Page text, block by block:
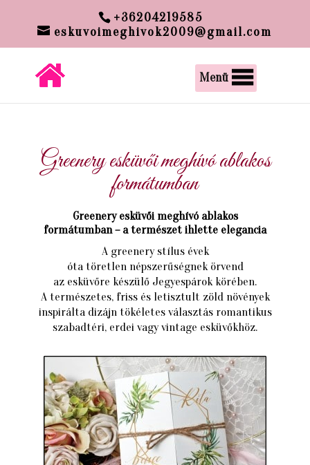
google-site-verification:
google00c6300f6013a60e.html
+36204219585
eskuvoimeghivok2009@gmail.com
Menü
Greenery esküvői meghívó ablakos
formátumban
Greenery esküvői meghívó ablakos
formátumban – a természet ihlette elegancia
A greenery stílus évek
óta töretlen népszerűségnek örvend
az esküvőre készülő Jegyespárok körében.
A természetes, friss és letisztult zöld növények
inspirálta dizájn tökéletes választás romantikus
szabadtéri, erdei vagy vintage esküvőkhöz.